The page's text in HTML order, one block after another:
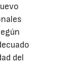
del